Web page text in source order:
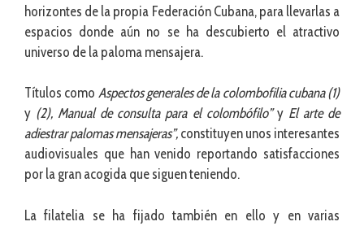
horizontes de la propia Federación Cubana, para llevarlas a
espacios donde aún no se ha descubierto el atractivo
universo de la paloma mensajera.
Títulos como Aspectos generales de la colombofilia cubana (1)
y (2), Manual de consulta para el colombófilo”y El arte de
adiestrar palomas mensajeras”, constituyen unos interesantes
audiovisuales que han venido reportando satisfacciones
por la gran acogida que siguen teniendo.
La filatelia se ha fijado también en ello y en varias